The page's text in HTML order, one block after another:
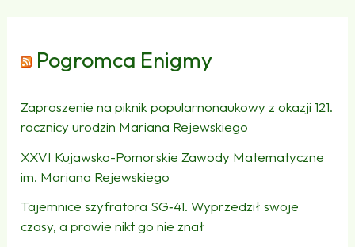
Pogromca Enigmy
Zaproszenie na piknik popularnonaukowy z okazji 121.
rocznicy urodzin Mariana Rejewskiego
XXVI Kujawsko-Pomorskie Zawody Matematyczne
im. Mariana Rejewskiego
Tajemnice szyfratora SG‑41. Wyprzedził swoje
czasy, a prawie nikt go nie znał